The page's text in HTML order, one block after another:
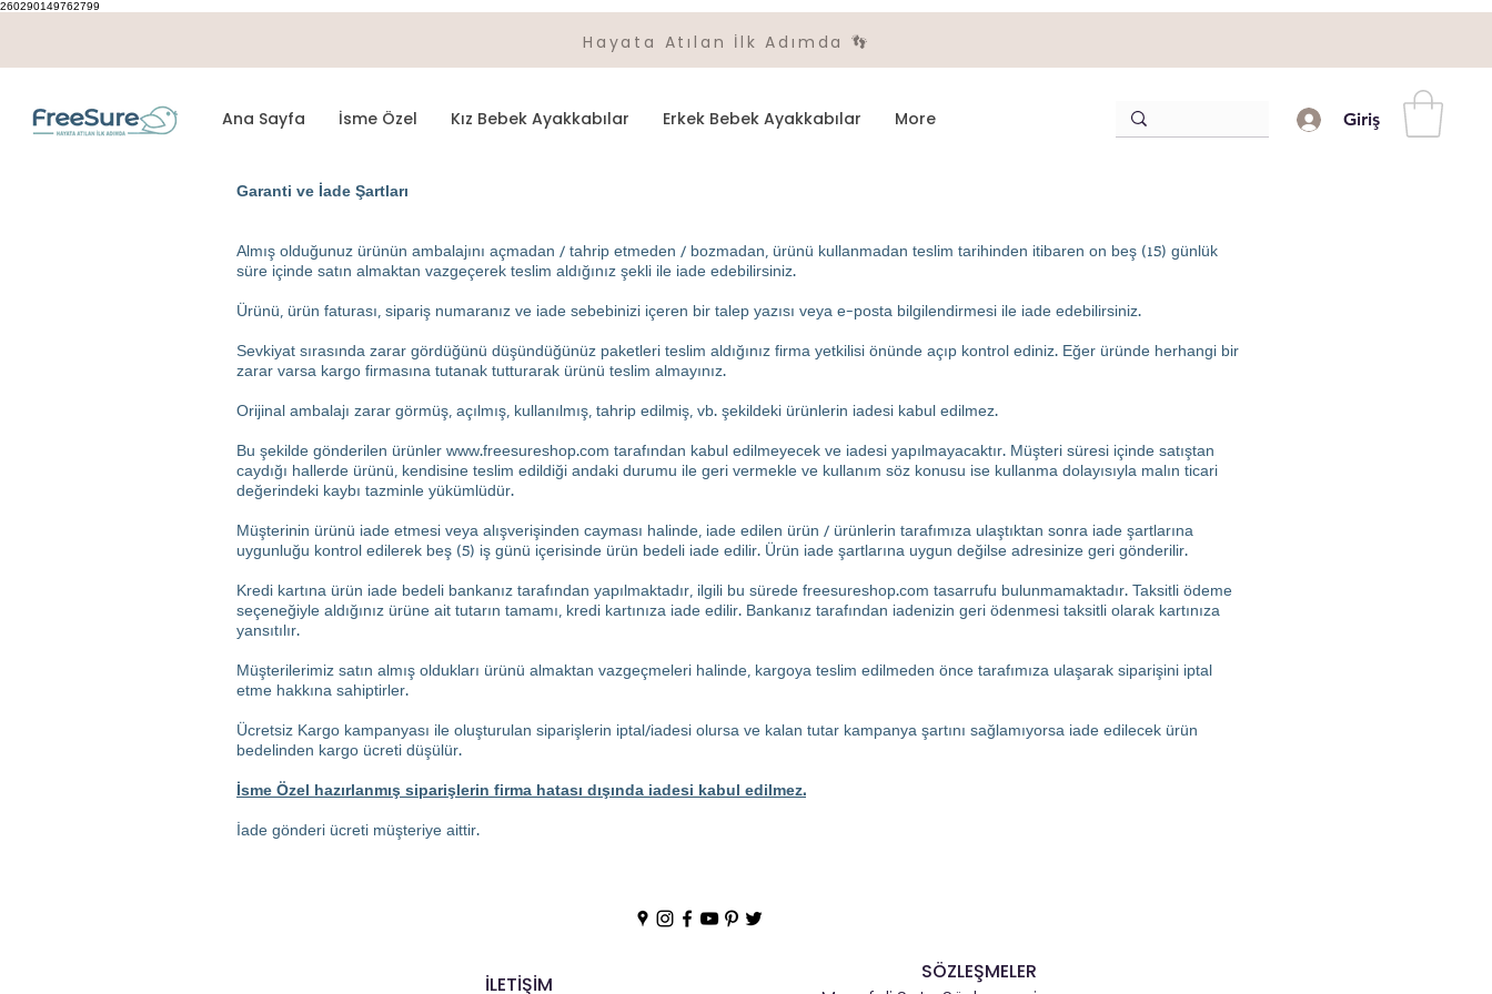
260290149762799
Hayata Atılan İlk Adımda 👣
Ana Sayfa İsme Özel Kız Bebek Ayakkabılar Erkek Bebek Ayakkabılar More Giriş
Garanti ve İade Şartları
Almış olduğunuz ürünün ambalajını açmadan / tahrip etmeden / bozmadan, ürünü kullanmadan teslim tarihinden itibaren on beş (15) günlük
süre içinde satın almaktan vazgeçerek teslim aldığınız şekli ile iade edebilirsiniz.
Ürünü, ürün faturası, sipariş numaranız ve iade sebebinizi içeren bir talep yazısı veya e-posta bilgilendirmesi ile iade edebilirsiniz.
Sevkiyat sırasında zarar gördüğünü düşündüğünüz paketleri teslim aldığınız firma yetkilisi önünde açıp kontrol ediniz. Eğer üründe herhangi bir
zarar varsa kargo firmasına tutanak tutturarak ürünü teslim almayınız.
Orijinal ambalajı zarar görmüş, açılmış, kullanılmış, tahrip edilmiş, vb. şekildeki ürünlerin iadesi kabul edilmez.
Bu şekilde gönderilen ürünler www.freesureshop.com tarafından kabul edilmeyecek ve iadesi yapılmayacaktır. Müşteri süresi içinde satıştan
caydığı hallerde ürünü, kendisine teslim edildiği andaki durumu ile geri vermekle ve kullanım söz konusu ise kullanma dolayısıyla malın ticari
değerindeki kaybı tazminle yükümlüdür.
Müşterinin ürünü iade etmesi veya alışverişinden cayması halinde, iade edilen ürün / ürünlerin tarafımıza ulaştıktan sonra iade şartlarına
uygunluğu kontrol edilerek beş (5) iş günü içerisinde ürün bedeli iade edilir. Ürün iade şartlarına uygun değilse adresinize geri gönderilir.
Kredi kartına ürün iade bedeli bankanız tarafından yapılmaktadır, ilgili bu sürede freesureshop.com tasarrufu bulunmamaktadır. Taksitli ödeme
seçeneğiyle aldığınız ürüne ait tutarın tamamı, kredi kartınıza iade edilir. Bankanız tarafından iadenizin geri ödenmesi taksitli olarak kartınıza
yansıtılır.
Müşterilerimiz satın almış oldukları ürünü almaktan vazgeçmeleri halinde, kargoya teslim edilmeden önce tarafımıza ulaşarak siparişini iptal
etme hakkına sahiptirler.
Ücretsiz Kargo kampanyası ile oluşturulan siparişlerin iptal/iadesi olursa ve kalan tutar kampanya şartını sağlamıyorsa iade edilecek ürün
bedelinden kargo ücreti düşülür.
İsme Özel hazırlanmış siparişlerin firma hatası dışında iadesi kabul edilmez.
İade gönderi ücreti müşteriye aittir.
İLETİŞİM
SÖZLEŞMELER